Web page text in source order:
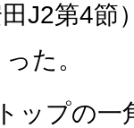
J2第4節
た。
ップの一